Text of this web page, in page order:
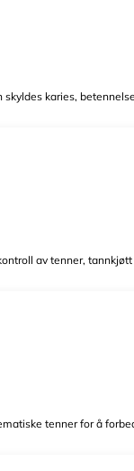
karies,
av tenner,
tenner for å